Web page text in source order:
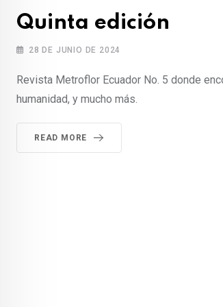
Quinta edición
28 DE JUNIO DE 2024
Revista Metroflor Ecuador No. 5 donde
humanidad, y mucho más.
READ MORE